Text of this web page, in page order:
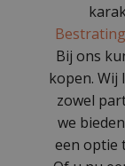
Bij ons
kopen. Wij
zowel
we
een optie